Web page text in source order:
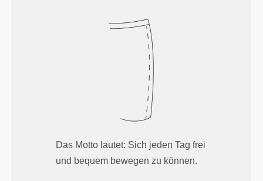
Das Motto lautet: Sich jeden Tag frei
und bequem bewegen zu können.